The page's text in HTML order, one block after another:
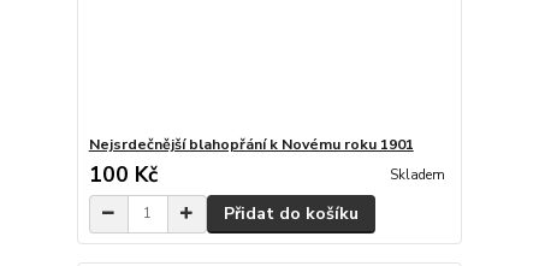
Nejsrdečnější blahopřání k Novému roku 1901
100 Kč Skladem
Přidat do košíku